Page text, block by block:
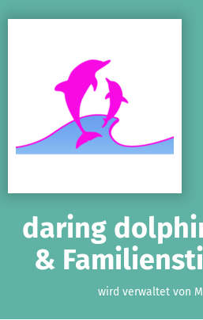
daring
&
wird verwaltet von